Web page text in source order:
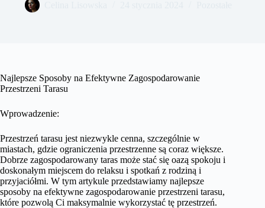
Najlepsze Sposoby na Efektywne Zagospodarowanie
Przestrzeni Tarasu
Wprowadzenie:
Przestrzeń tarasu jest niezwykle cenna, szczególnie w
miastach, gdzie ograniczenia przestrzenne są coraz większe.
Dobrze zagospodarowany taras może stać się oazą spokoju i
doskonałym miejscem do relaksu i spotkań z rodziną i
przyjaciółmi. W tym artykule przedstawiamy najlepsze
sposoby na efektywne zagospodarowanie przestrzeni tarasu,
które pozwolą Ci maksymalnie wykorzystać tę przestrzeń.